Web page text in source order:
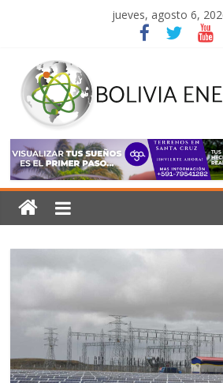
jueves, agosto 6,
Bolivia
Energía
Libre
Luz
todos